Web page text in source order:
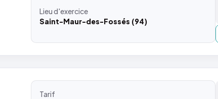
Lieud'exercice
Saint-Maur-des-Fossés (94)
Tarif